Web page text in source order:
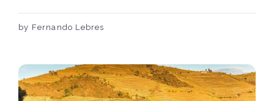
by Fernando Lebres